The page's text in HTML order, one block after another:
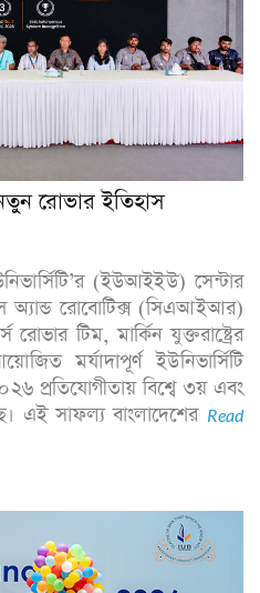
রোভার ইতিহাস
(ইউআইইউ) সেন্টার
অ্যান্ড রোবোটিক্স (সিএআইআর)
টিম, মার্কিন যুক্তরাষ্ট্রের
মর্যাদাপূর্ণ ইউনিভার্সিটি
প্রতিযোগীতায় বিশ্বে ৩য় এবং
এই সাফল্য বাংলাদেশের Read